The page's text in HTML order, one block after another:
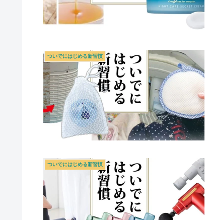
ついでにはじめる新習慣
ついでにはじめる新習慣